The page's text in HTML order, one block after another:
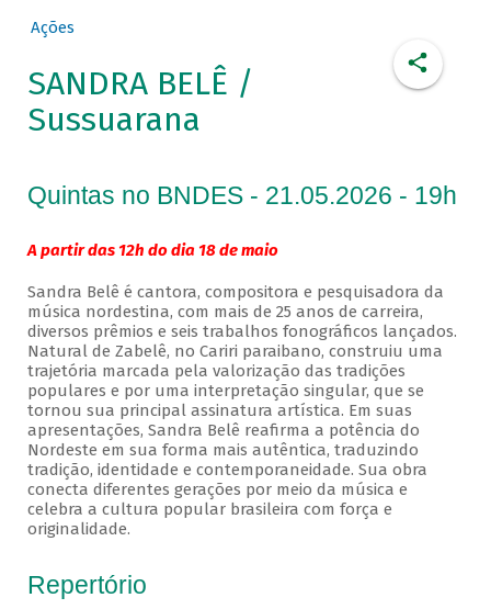
Ações
SANDRA BELÊ /
Sussuarana
Quintas no BNDES - 21.05.2026 - 19h
A partir das 12h do dia 18 de maio
Sandra Belê é cantora, compositora e pesquisadora da
música nordestina, com mais de 25 anos de carreira,
diversos prêmios e seis trabalhos fonográficos lançados.
Natural de Zabelê, no Cariri paraibano, construiu uma
trajetória marcada pela valorização das tradições
populares e por uma interpretação singular, que se
tornou sua principal assinatura artística. Em suas
apresentações, Sandra Belê reafirma a potência do
Nordeste em sua forma mais autêntica, traduzindo
tradição, identidade e contemporaneidade. Sua obra
conecta diferentes gerações por meio da música e
celebra a cultura popular brasileira com força e
originalidade.
Repertório